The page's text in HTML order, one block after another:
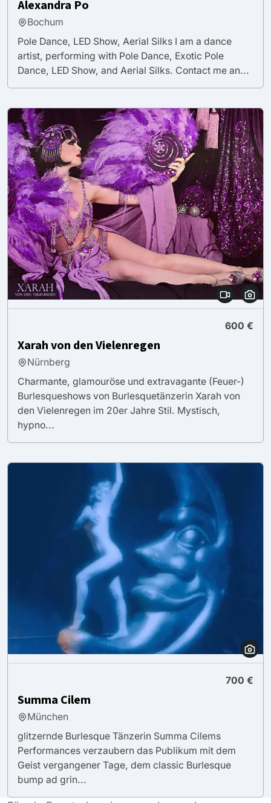
Alexandra Po
Bochum
Pole Dance, LED Show, Aerial Silks I am a dance
artist, performing with Pole Dance, Exotic Pole
Dance, LED Show, and Aerial Silks. Contact me an...
600 €
Xarah von den Vielenregen
Nürnberg
Charmante, glamouröse und extravagante (Feuer-)
Burlesqueshows von Burlesquetänzerin Xarah von
den Vielenregen im 20er Jahre Stil. Mystisch,
hypno...
700 €
Summa Cilem
München
glitzernde Burlesque Tänzerin Summa Cilems
Performances verzaubern das Publikum mit dem
Geist vergangener Tage, dem classic Burlesque
bump ad grin...